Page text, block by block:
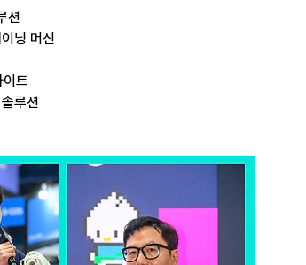
션
닝 머신
트
루션